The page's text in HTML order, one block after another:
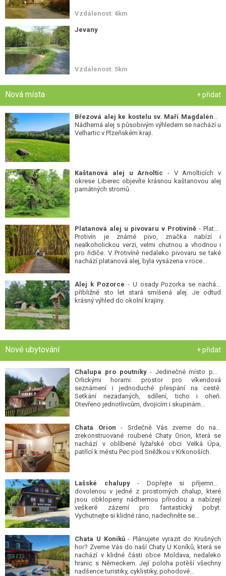
Vzdálenost: 4km
Jevany
Vzdálenost: 5km
Nová místa + přidat
Březová alej ke kostelu sv. Maří Magdalény-
Nádherná alej s působivým výhledem se nachází u
Velhartic v Plzeňském kraji.
Kaštanová alej u Arnoltic - V Arnolticích v
okrese Liberec objevíte krásnou kaštanovou alej
památných stromů.
Platanová alej u pivovaru v Protivíně - Platan
Protivín je známé pivo, značka nabízí i
nealkoholickou verzi, velmi chutnou a vhodnou i
pro řidiče. V Protivíně nedaleko pivovaru se také
nachází platanová alej, byla vysázena v roce...
Alej k Pozorce - U osady Pozorka se nachází
přibližně sto let stará smíšená alej. Je odtud
krásný výhled do okolní krajiny.
Nové ubytování + přidat
Chalupa pro poutníky- Jedinečné místo pod
Orlickými horami: prostor pro víkendová
seznámení i jednoduché přespání na cestě.
Setkání nezadaných, sdílení, ticho i oheň.
Otevřeno jednotlivcům, dvojicím i skupinám...
Chata Orion - Srdečně Vás zveme do naší
zrekonstruované roubené Chaty Orion, která se
nachází v oblíbené lyžařské obci Velká Úpa,
patřící k městu Pec pod Sněžkou v Krkonoších.
Lašské chalupy- Dopřejte si příjemnou
dovolenou v jedné z prostorných chalup, které
jsou obklopeny nádhernou přírodou a nabízejí
veškeré zázemí pro fantastický pobyt.
Vychutnejte si klidné ráno, nadechněte se...
Chata U Koníků- Plánujete vyrazit do Krušných
hor? Zveme Vás do naší Chaty U Koníků, která se
nachází v klidné části obce Moldava, nedaleko
hranic s Německem. Její poloha potěší všechny
nadšence turistiky, cyklistiky, pohodové...